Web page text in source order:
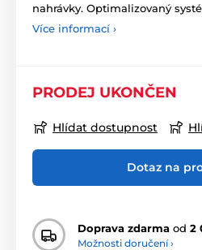
nahrávky. Optimalizovaný
Více informací ›
PRODEJ UKONČEN
Hlídat dostupnost
Dotaz na
Doprava zdarma od 2
Možnosti doručení ›